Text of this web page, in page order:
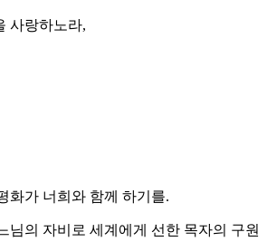
사랑하노라,
화가 너희와 함께 하기를.
님의 자비로 세계에게 선한 목자의 구원